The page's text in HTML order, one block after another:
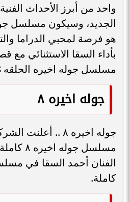
واحد من أبرز الأحداث
هو فرصة لمحبي الدراما
بأداء السقا الاستثنائي
مسلسل جوله اخيره الحلقه 8 كاملة.
جوله اخيره ٨
جوله اخيره ٨ ..
مسلسل
كاملة.